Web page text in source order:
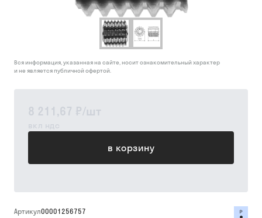
8 211,67 ₽/шт
вкл ндс
в корзину
Вся информация, указанная на сайте, носит ознакомительный характер
и не является публичной офертой.
Артикул00001256757